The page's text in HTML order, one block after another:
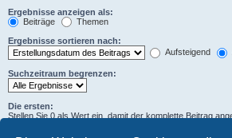
Ergebnisse anzeigen als:
Beiträge
Themen
Ergebnisse sortieren nach:
Aufsteigend
Suchzeitraum begrenzen:
Die ersten:
Stellen Sie 0 als Wert ein, damit der komplette Beitrag